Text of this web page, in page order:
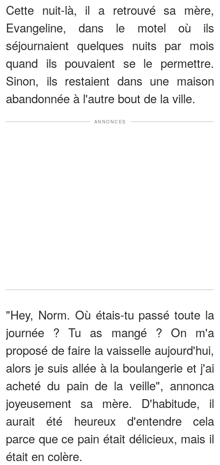
Cette nuit-là, il a retrouvé sa mère,
Evangeline, dans le motel où ils
séjournaient quelques nuits par mois
quand ils pouvaient se le permettre.
Sinon, ils restaient dans une maison
abandonnée à l'autre bout de la ville.
ANNONCES
"Hey, Norm. Où étais-tu passé toute la
journée ? Tu as mangé ? On m'a
proposé de faire la vaisselle aujourd'hui,
alors je suis allée à la boulangerie et j'ai
acheté du pain de la veille", annonca
joyeusement sa mère. D'habitude, il
aurait été heureux d'entendre cela
parce que ce pain était délicieux, mais il
était en colère.